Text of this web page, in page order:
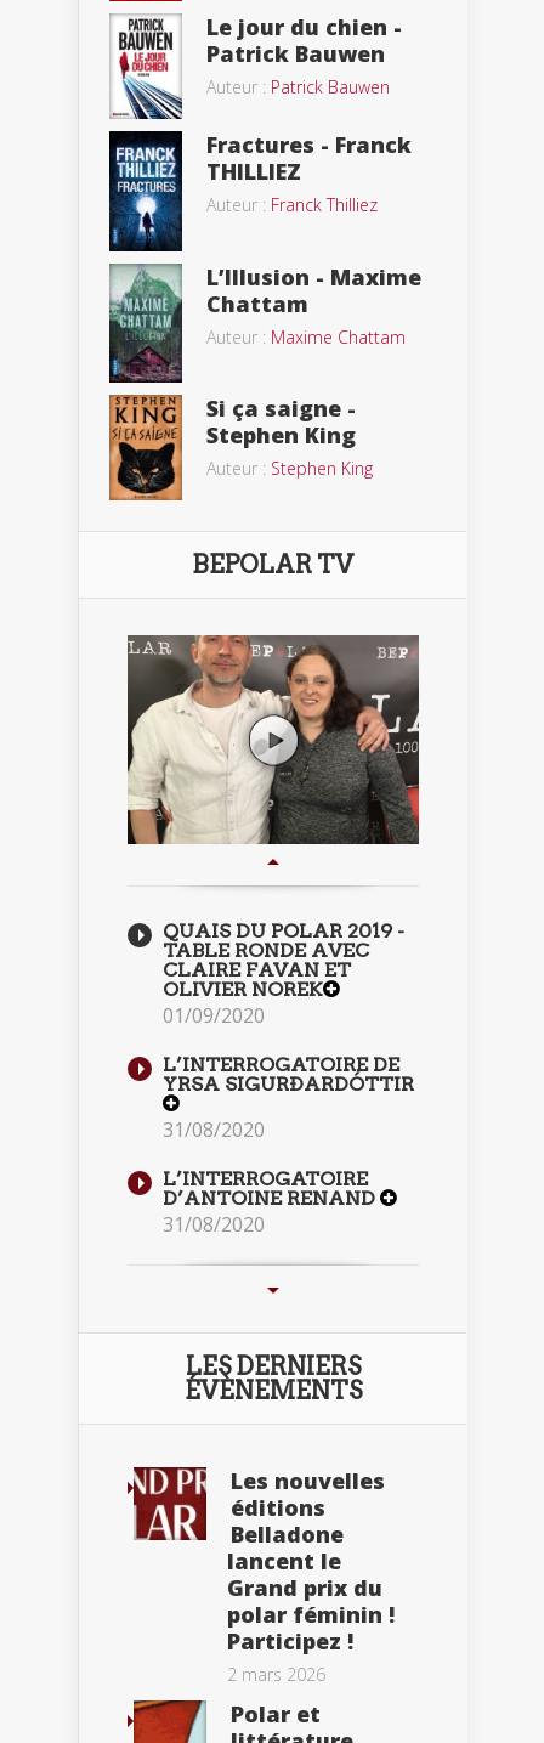
Le jour du chien -
Patrick Bauwen
Auteur : Patrick Bauwen
Fractures - Franck
THILLIEZ
Auteur : Franck Thilliez
L’Illusion - Maxime
Chattam
Auteur : Maxime Chattam
Si ça saigne -
Stephen King
Auteur : Stephen King
BEPOLAR TV
QUAIS DU POLAR 2019 -
TABLE RONDE AVEC
CLAIRE FAVAN ET
OLIVIER NOREK
01/09/2020
L’INTERROGATOIRE DE
YRSA SIGURÐARDÓTTIR
31/08/2020
L’INTERROGATOIRE
D’ANTOINE RENAND
31/08/2020
LES DERNIERS
ÉVÈNEMENTS
Les nouvelles
éditions
Belladone
lancent le
Grand prix du
polar féminin !
Participez !
2 mars 2026
Polar et